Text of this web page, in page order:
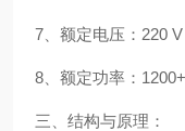
7 、额定电压： 220 V
8 、额定功率：
三、结构与原理：